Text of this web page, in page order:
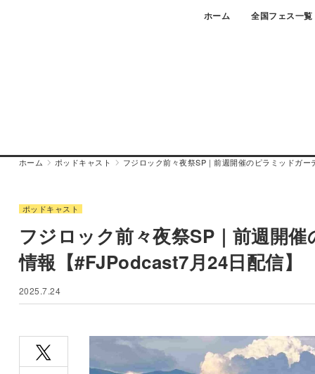
ホーム 全国フェス一覧
ホーム ポッドキャスト フジロック前々夜祭SP｜前週開催のピラミッドガ
ポッドキャスト
フジロック前々夜祭SP｜前週開
情報【#FJPodcast7月24日配信】
2025.7.24